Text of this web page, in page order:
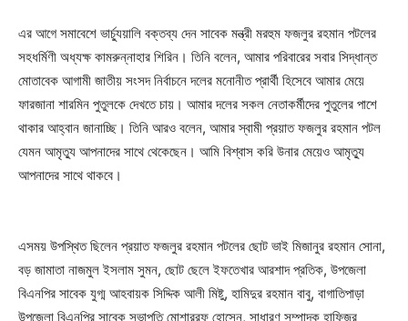
এর আগে সমাবেশে ভার্চ্যুয়ালি বক্তব্য দেন সাবেক মন্ত্রী মরহুম ফজলুর রহমান পটলের
সহধর্মিণী অধ্যক্ষ কামরুন্নাহার শিরিন। তিনি বলেন, আমার পরিবারের সবার সিদ্ধান্ত
মোতাবেক আগামী জাতীয় সংসদ নির্বাচনে দলের মনোনীত প্রার্থী হিসেবে আমার মেয়ে
ফারজানা শারমিন পুতুলকে দেখতে চায়। আমার দলের সকল নেতাকর্মীদের পুতুলের পাশে
থাকার আহ্বান জানাচ্ছি। তিনি আরও বলেন, আমার স্বামী প্রয়াত ফজলুর রহমান পটল
যেমন আমৃত্যু আপনাদের সাথে থেকেছেন। আমি বিশ্বাস করি উনার মেয়েও আমৃত্যু
আপনাদের সাথে থাকবে।
এসময় উপস্থিত ছিলেন প্রয়াত ফজলুর রহমান পটলের ছোট ভাই মিজানুর রহমান সোনা,
বড় জামাতা নাজমুল ইসলাম সুমন, ছোট ছেলে ইফতেখার আরশাদ প্রতিক, উপজেলা
বিএনপির সাবেক যুগ্ম আহবায়ক সিদ্দিক আলী মিষ্টু, হামিদুর রহমান বাবু, বাগাতিপাড়া
উপজেলা বিএনপির সাবেক সভাপতি মোশাররফ হোসেন, সাধারণ সম্পাদক হাফিজুর